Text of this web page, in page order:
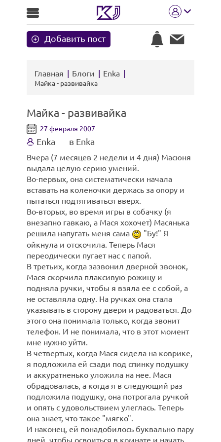
Добавить пост
Главная Блоги Enka
Майка - развивайка
Майка - развивайка
27 февраля 2007
Enka в Enka
Вчера (7 месяцев 2 недели и 4 дня) Масюня
выдала целую серию умений.
Во-первых, она систематически начала
вставать на коленочки держась за опору и
пытаться подтягиваться вверх.
Во-вторых, во время игры в собачку (я
внезапно гавкаю, а Мася хохочет) Масянька
решила напугать меня сама
"Бу!" Я
ойкнула и отскочила. Теперь Мася
переодически пугает нас с папой.
В третьих, когда зазвонил дверной звонок,
Мася скорчила плаксивую рожицу и
подняла ручки, чтобы я взяла ее с собой, а
не оставляла одну. На ручках она стала
указывать в сторону двери и радоваться. До
этого она понимала только, когда звонит
телефон. И не понимала, что в этот момент
мне нужно уйти.
В четвертых, когда Мася сидела на коврике,
я подложила ей сзади под спинку подушку
и аккуратненько уложила на нее. Мася
обрадовалась, а когда я в следующий раз
подложила подушку, она потрогала ручкой
и опять с удовольствием улеглась. Теперь
она знает, что такое "мягко".
И наконец, ей понадобилось буквально пару
дней, чтобы освоиться в комнате и начать